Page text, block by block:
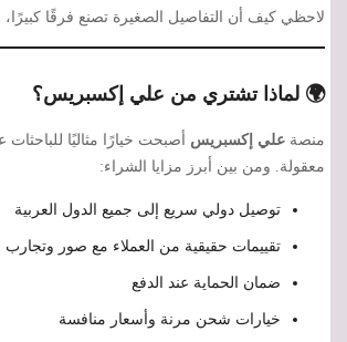
لاحظي كيف أن التفاصيل الصغيرة تصنع فرقًا
🌍 لماذا تشتري من علي إكسبريس؟
منصة علي إكسبريس أصبحت خيارًا مثاليًا
معقولة. ومن بين أبرز مزايا الشراء:
توصيل دولي سريع إلى جميع الدول العربية
تقييمات حقيقية من العملاء مع صور
ضمان الحماية عند الدفع
خيارات شحن مرنة وأسعار منافسة